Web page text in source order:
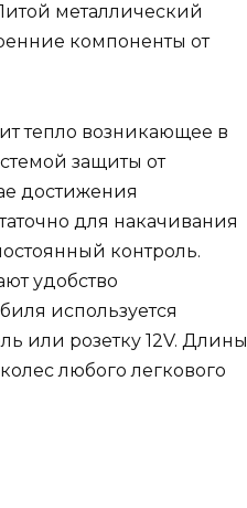
металлический
компоненты от
тепло возникающее в
защиты от
достижения
для накачивания
контроль.
удобство
используется
или розетку 12V. Длины
любого легкового